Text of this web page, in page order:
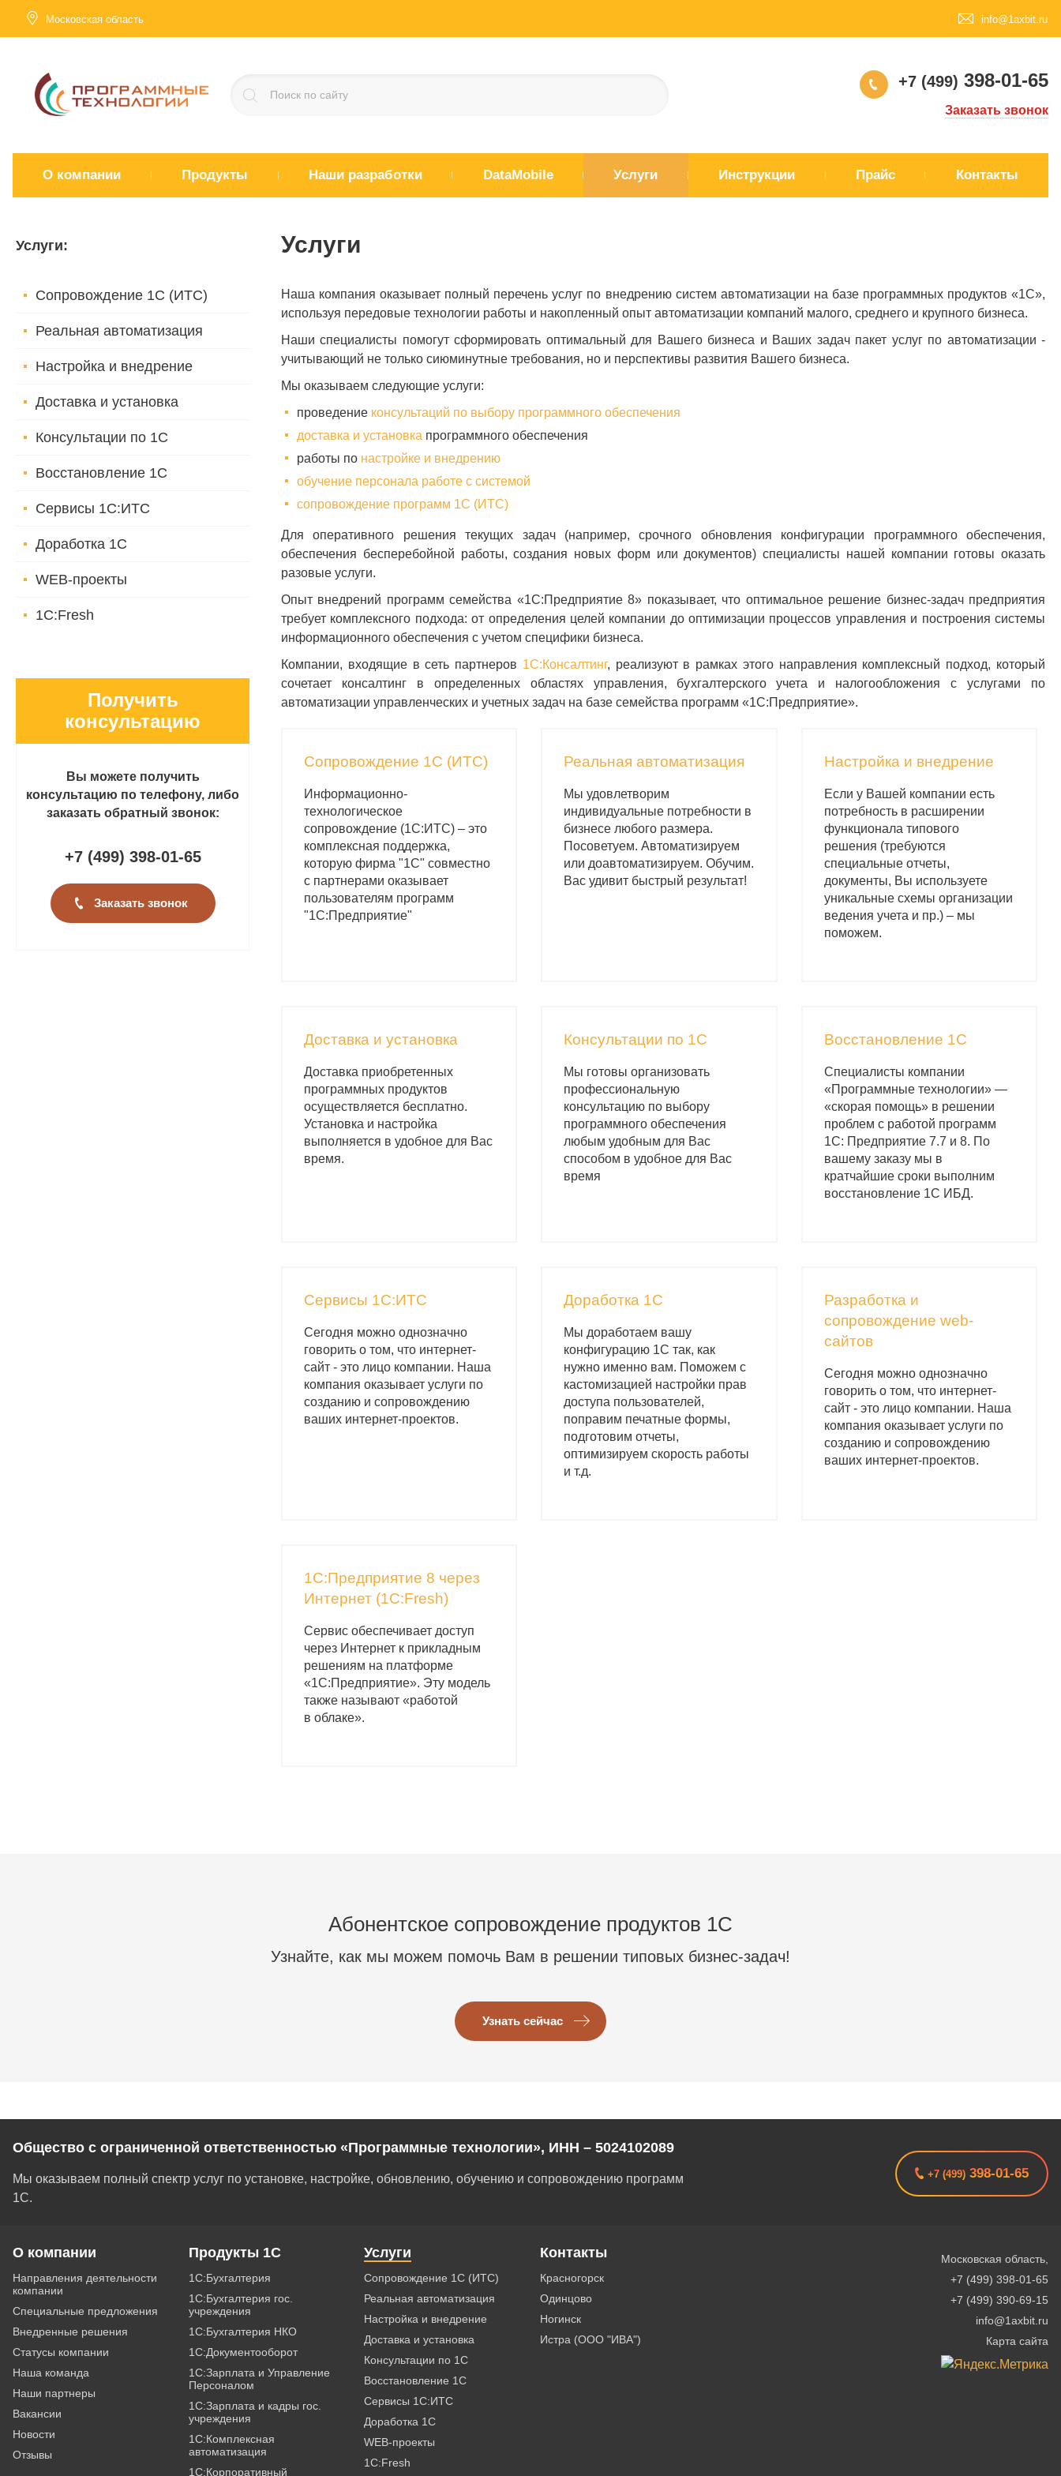
Московская область info@1axbit.ru
+7 (499) 398-01-65
Заказать звонок
О компании Продукты Наши разработки DataMobile Услуги Инструкции Прайс Контакты
Услуги:
Сопровождение 1С (ИТС)
Реальная автоматизация
Настройка и внедрение
Доставка и установка
Консультации по 1С
Восстановление 1С
Сервисы 1С:ИТС
Доработка 1С
WEB-проекты
1C:Fresh
Получить
консультацию
Вы можете получить
консультацию по телефону, либо
заказать обратный звонок:
+7 (499) 398-01-65
Заказать звонок
Услуги
Наша компания оказывает полный перечень услуг по внедрению систем автоматизации на базе программных продуктов «1С»,
используя передовые технологии работы и накопленный опыт автоматизации компаний малого, среднего и крупного бизнеса.
Наши специалисты помогут сформировать оптимальный для Вашего бизнеса и Ваших задач пакет услуг по автоматизации -
учитывающий не только сиюминутные требования, но и перспективы развития Вашего бизнеса.
Мы оказываем следующие услуги:
проведение консультаций по выбору программного обеспечения
доставка и установка программного обеспечения
работы по настройке и внедрению
обучение персонала работе с системой
сопровождение программ 1С (ИТС)
Для оперативного решения текущих задач (например, срочного обновления конфигурации программного обеспечения,
обеспечения бесперебойной работы, создания новых форм или документов) специалисты нашей компании готовы оказать
разовые услуги.
Опыт внедрений программ семейства «1С:Предприятие 8» показывает, что оптимальное решение бизнес-задач предприятия
требует комплексного подхода: от определения целей компании до оптимизации процессов управления и построения системы
информационного обеспечения с учетом специфики бизнеса.
Компании, входящие в сеть партнеров 1С:Консалтинг, реализуют в рамках этого направления комплексный подход, который
сочетает консалтинг в определенных областях управления, бухгалтерского учета и налогообложения с услугами по
автоматизации управленческих и учетных задач на базе семейства программ «1С:Предприятие».
Сопровождение 1С (ИТС)
Информационно-
технологическое
сопровождение (1С:ИТС) – это
комплексная поддержка,
которую фирма "1С" совместно
с партнерами оказывает
пользователям программ
"1С:Предприятие"
Реальная автоматизация
Мы удовлетворим
индивидуальные потребности в
бизнесе любого размера.
Посоветуем. Автоматизируем
или доавтоматизируем. Обучим.
Вас удивит быстрый результат!
Настройка и внедрение
Если у Вашей компании есть
потребность в расширении
функционала типового
решения (требуются
специальные отчеты,
документы, Вы используете
уникальные схемы организации
ведения учета и пр.) – мы
поможем.
Доставка и установка
Доставка приобретенных
программных продуктов
осуществляется бесплатно.
Установка и настройка
выполняется в удобное для Вас
время.
Консультации по 1С
Мы готовы организовать
профессиональную
консультацию по выбору
программного обеспечения
любым удобным для Вас
способом в удобное для Вас
время
Восстановление 1С
Специалисты компании
«Программные технологии» ―
«скорая помощь» в решении
проблем с работой программ
1С: Предприятие 7.7 и 8. По
вашему заказу мы в
кратчайшие сроки выполним
восстановление 1С ИБД.
Сервисы 1С:ИТС
Сегодня можно однозначно
говорить о том, что интернет-
сайт - это лицо компании. Наша
компания оказывает услуги по
созданию и сопровождению
ваших интернет-проектов.
Доработка 1С
Мы доработаем вашу
конфигурацию 1С так, как
нужно именно вам. Поможем с
кастомизацией настройки прав
доступа пользователей,
поправим печатные формы,
подготовим отчеты,
оптимизируем скорость работы
и т.д.
Разработка и
сопровождение web-
сайтов
Сегодня можно однозначно
говорить о том, что интернет-
сайт - это лицо компании. Наша
компания оказывает услуги по
созданию и сопровождению
ваших интернет-проектов.
1С:Предприятие 8 через
Интернет (1C:Fresh)
Сервис обеспечивает доступ
через Интернет к прикладным
решениям на платформе
«1С:Предприятие». Эту модель
также называют «работой
в облаке».
Абонентское сопровождение продуктов 1C
Узнайте, как мы можем помочь Вам в решении типовых бизнес-задач!
Узнать сейчас
Общество с ограниченной ответственностью «Программные технологии», ИНН – 5024102089
Мы оказываем полный спектр услуг по установке, настройке, обновлению, обучению и сопровождению программ
1С.
+7 (499) 398-01-65
О компании
Направления деятельности
компании
Специальные предложения
Внедренные решения
Статусы компании
Наша команда
Наши партнеры
Вакансии
Новости
Отзывы
Продукты 1С
1С:Бухгалтерия
1С:Бухгалтерия гос.
учреждения
1С:Бухгалтерия НКО
1С:Документооборот
1С:Зарплата и Управление
Персоналом
1С:Зарплата и кадры гос.
учреждения
1С:Комплексная
автоматизация
1С:Корпоративный
Услуги
Сопровождение 1С (ИТС)
Реальная автоматизация
Настройка и внедрение
Доставка и установка
Консультации по 1С
Восстановление 1С
Сервисы 1С:ИТС
Доработка 1С
WEB-проекты
1C:Fresh
Контакты
Красногорск
Одинцово
Ногинск
Истра (ООО "ИВА")
Московская область,
+7 (499) 398-01-65
+7 (499) 390-69-15
info@1axbit.ru
Карта сайта